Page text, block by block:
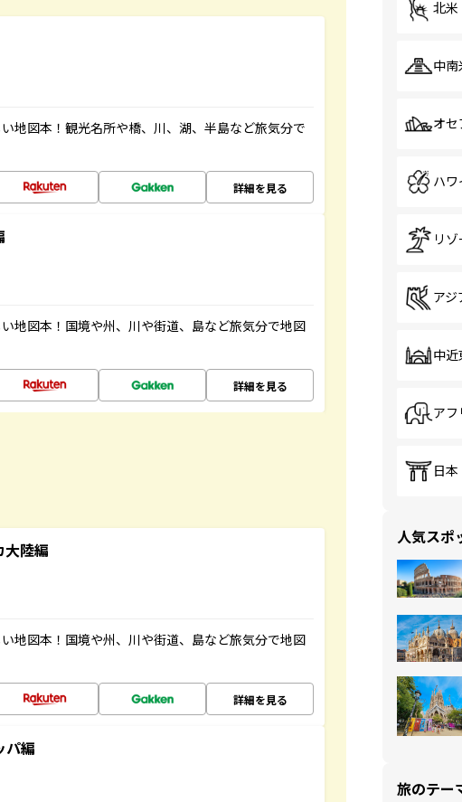
地図本！観光名所や橋、川、湖、半島など旅気分で
詳細を見る
地図本！国境や州、川や街道、島など旅気分で地図
詳細を見る
陸編
地図本！国境や州、川や街道、島など旅気分で地図
詳細を見る
編
北米
中南
オセ
ハワ
リゾ
アジ
中近
アフ
日本
人気スポ
旅のテー